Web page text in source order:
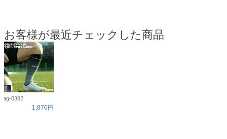
お客様が最近チェックした商品
ag-0382
1,870円